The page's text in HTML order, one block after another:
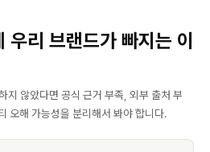
우리 브랜드가 빠지는 이
지 않았다면 공식 근거 부족, 외부 출처 부
오해 가능성을 분리해서 봐야 합니다.